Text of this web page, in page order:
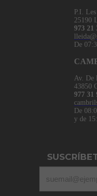
P.I.
25190
973 21
De
Av. De
43850
977 31
De
y de